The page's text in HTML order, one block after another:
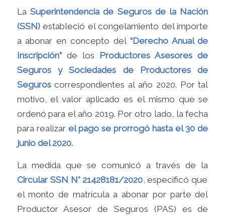
La Superintendencia de Seguros de la Nación
(SSN)estableció el congelamiento del importe
a abonar en concepto del “Derecho Anual de
Inscripción” de los Productores Asesores de
Seguros y Sociedades de Productores de
Seguroscorrespondientes al año 2020. Por tal
motivo, el valor aplicado es el mismo que se
ordenó para el año 2019. Por otro lado, la fecha
para realizar el pago se prorrogó hasta el 30 de
junio del 2020.
La medida que se comunicó a través de la
Circular SSN N° 21428181/2020, especificó que
el monto de matrícula a abonar por parte del
Productor Asesor de Seguros (PAS) es de